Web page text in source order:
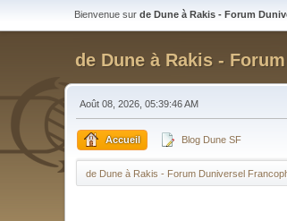
Bienvenue sur de Dune à Rakis - Forum
de Dune à Rakis -
Août 08, 2026, 05:39:46 AM
Accueil Blog Dune SF
de Dune à Rakis - Forum Duniversel